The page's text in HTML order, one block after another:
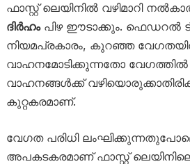
ഫാസ്റ്റ് ലെയിനിൽ വഴിമാറി
ദിർഹംപിഴ ഈടാക്കും. ഫെഡറൽ
നിയമപ്രകാരം, കുറഞ്ഞ
വാഹനമോടിക്കുന്നതോ
വാഹനങ്ങൾക്ക്
കുറ്റകരമാണ്.
വേഗത പരിധി
അപകടകരമാണ് ഫാസ്റ്റ്